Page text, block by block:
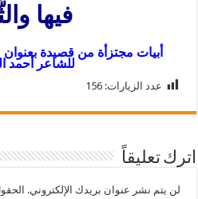
فيها
أبيات مجتزأة من قصيدة
للشاعر أحمد
عدد الزيارات: 156
اترك تعليقاً
لن يتم نشر عنوان بريدك الإلكتروني.